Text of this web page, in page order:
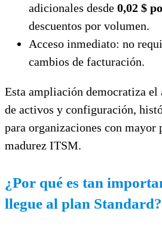
adicionales desde 0,02 $
descuentos por volumen.
Acceso inmediato: no
cambios de facturación.
Esta ampliación democratiza el
de activos y configuración,
para organizaciones con mayor
madurez ITSM.
¿Por qué es tan
llegue al plan Standard?